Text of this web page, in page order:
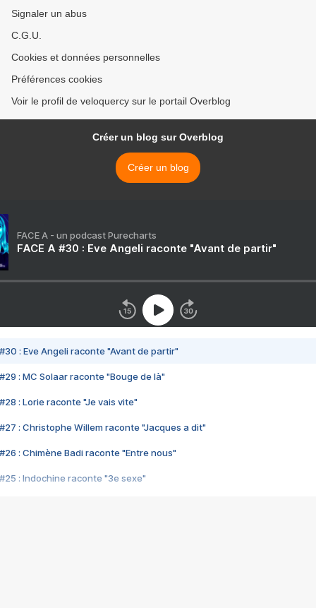
Signaler un abus
C.G.U.
Cookies et données personnelles
Préférences cookies
Voir le profil de veloquercy sur le portail Overblog
Créer un blog sur Overblog
Créer un blog
FACE A - un podcast Purecharts
FACE A #30 : Eve Angeli raconte "Avant de partir"
#30 : Eve Angeli raconte "Avant de partir"
#29 : MC Solaar raconte "Bouge de là"
#28 : Lorie raconte "Je vais vite"
#27 : Christophe Willem raconte "Jacques a dit"
#26 : Chimène Badi raconte "Entre nous"
#25 : Indochine raconte "3e sexe"